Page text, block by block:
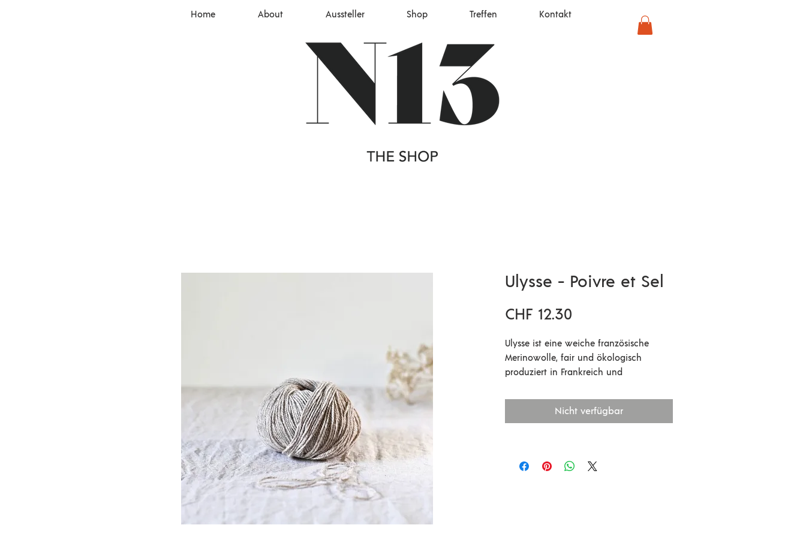
Ulysse - Poivre et Sel
CHF 12.30
Ulysse ist eine weiche französische
Merinowolle, fair und ökologisch
produziert in Frankreich und
die direkt auf der Haut getragen
werden. Auch für Babysachen ist sie
Zusammensetzung:
Französische Merinowolle und schwarze
Nicht verfügbar
Home About Aussteller Shop Treffen Kontakt